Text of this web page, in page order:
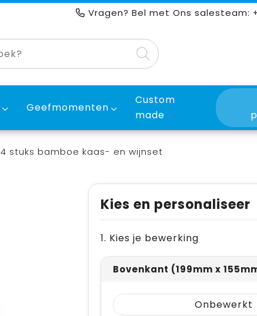
Vragen? Bel met Ons salesteam:
Geefmomenten
Custom
made
4 stuks bamboe kaas- en wijnset
Kies en personaliseer
1. Kies je bewerking
Bovenkant (199mm x
Onbewerkt